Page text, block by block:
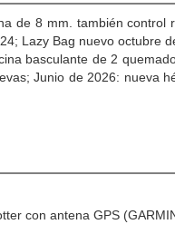
de 8 mm. también
Lazy Bag nuevo octubre
basculante de 2
Junio de 2026: nueva
con antena GPS